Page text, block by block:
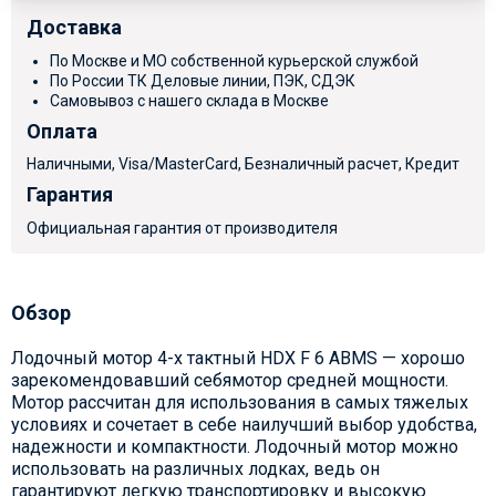
Доставка
По Москве и МО собственной курьерской службой
По России ТК Деловые линии, ПЭК, СДЭК
Самовывоз с нашего склада в Москве
Оплата
Наличными, Visa/MasterCard, Безналичный расчет, Кредит
Гарантия
Официальная гарантия от производителя
Обзор
Лодочный мотор 4-х тактный HDX F 6 ABMS — хорошо
зарекомендовавший себямотор средней мощности.
Мотор рассчитан для использования в самых тяжелых
условиях и сочетает в себе наилучший выбор удобства,
надежности и компактности. Лодочный мотор можно
использовать на различных лодках, ведь он
гарантируют легкую транспортировку и высокую